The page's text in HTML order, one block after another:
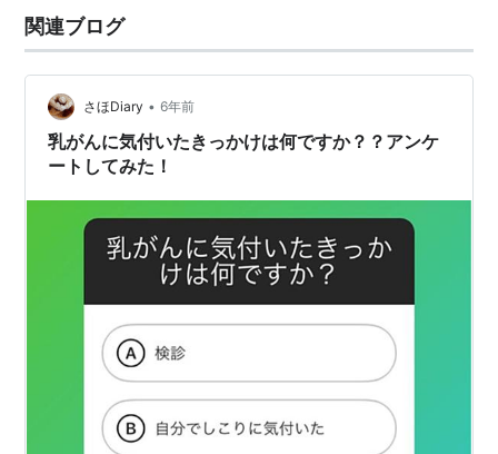
関連ブログ
さほDiary • 6年前
乳がんに気付いたきっかけは何ですか？？アンケ
ートしてみた！